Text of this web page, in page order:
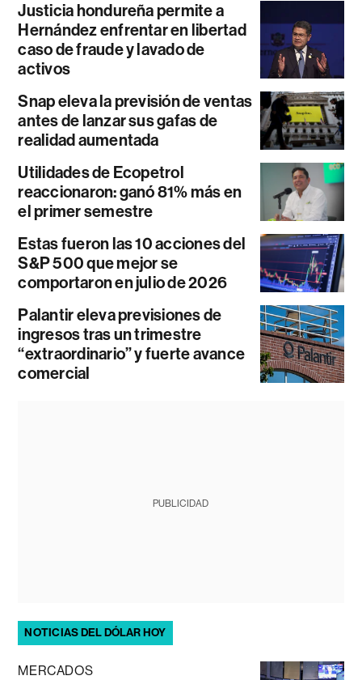
Justicia hondureña permite a
Hernández enfrentar en libertad
caso de fraude y lavado de
activos
Snap eleva la previsión de ventas
antes de lanzar sus gafas de
realidad aumentada
Utilidades de Ecopetrol
reaccionaron: ganó 81% más en
el primer semestre
Estas fueron las 10 acciones del
S&P 500 que mejor se
comportaron en julio de 2026
Palantir eleva previsiones de
ingresos tras un trimestre
“extraordinario” y fuerte avance
comercial
PUBLICIDAD
NOTICIAS DEL DÓLAR HOY
MERCADOS